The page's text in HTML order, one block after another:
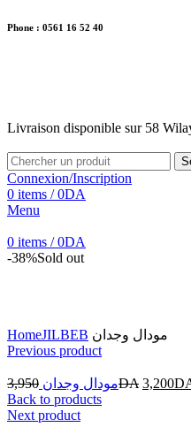
Phone : 0561 16 52 40
Livraison disponible sur 58
Connexion/Inscription
0 items / 0DA
Menu
0 items / 0DA
-38%Sold out
HomeJILBEB مودال وجدان
Previous product
مودال وجدان 3,950 DA 3,200
Back to products
Next product